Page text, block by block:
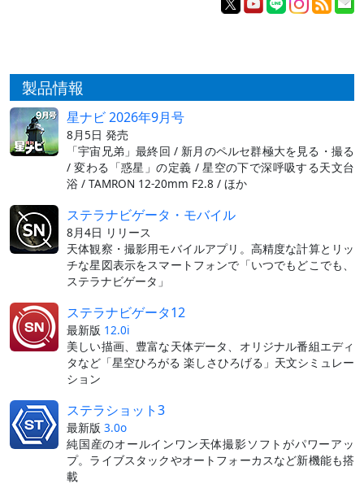
製品情報
星ナビ 2026年9月号
8月5日 発売
「宇宙兄弟」最終回 / 新月のペルセ群極大を見る・撮る
/ 変わる「惑星」の定義 / 星空の下で深呼吸する天文台
浴 / TAMRON 12-20mm F2.8 / ほか
ステラナビゲータ・モバイル
8月4日 リリース
天体観察・撮影用モバイルアプリ。高精度な計算とリッ
チな星図表示をスマートフォンで「いつでもどこでも、
ステラナビゲータ」
ステラナビゲータ12
最新版 12.0i
美しい描画、豊富な天体データ、オリジナル番組エディ
タなど「星空ひろがる 楽しさひろげる」天文シミュレー
ション
ステラショット3
最新版 3.0o
純国産のオールインワン天体撮影ソフトがパワーアッ
プ。ライブスタックやオートフォーカスなど新機能も搭
載